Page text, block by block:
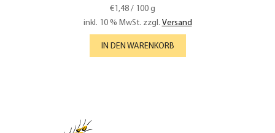
€1,48 / 100 g
inkl. 10 % MwSt. zzgl. Versand
IN DEN WARENKORB